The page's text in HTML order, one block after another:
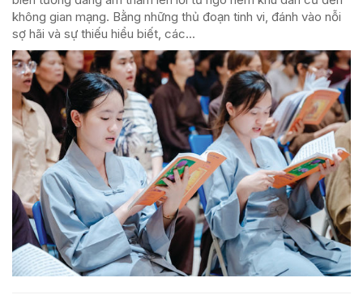
không gian mạng. Bằng những thủ đoạn tinh vi, đánh vào nỗi
sợ hãi và sự thiếu hiểu biết, các...